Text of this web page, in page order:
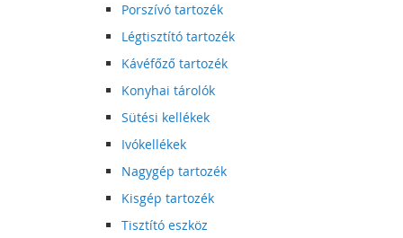
Porszívó tartozék
Légtisztító tartozék
Kávéfőző tartozék
Konyhai tárolók
Sütési kellékek
Ivókellékek
Nagygép tartozék
Kisgép tartozék
Tisztító eszköz